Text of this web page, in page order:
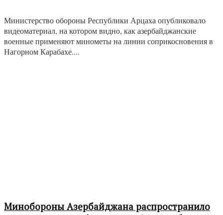
Министерство обороны Республики Арцаха опубликовало
видеоматериал, на котором видно, как азербайджанские
военные применяют минометы на линии соприкосновения в
Нагорном Карабахе....
Минобороны Азербайджана распространило